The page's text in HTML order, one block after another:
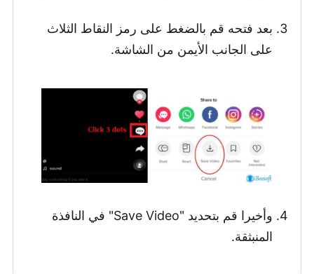
بعد فتحه قم بالضغط على رمز النقاط الثلاث
على الجانب الأيمن من الشاشة.
وأخيرا قم بتحديد "Save Video" في النافذة
المنبثقة.